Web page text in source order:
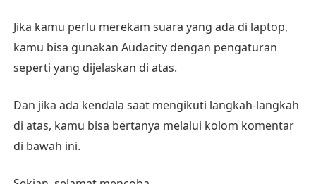
Jika kamu perlu merekam suara yang ada di laptop,
kamu bisa gunakan Audacity dengan pengaturan
seperti yang dijelaskan di atas.
Dan jika ada kendala saat mengikuti langkah-langkah
di atas, kamu bisa bertanya melalui kolom komentar
di bawah ini.